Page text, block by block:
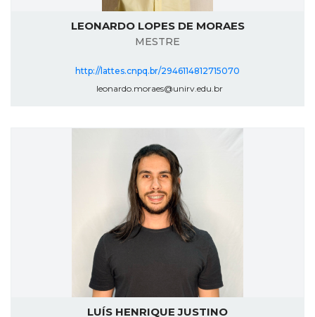
LEONARDO LOPES DE MORAES
MESTRE
http://lattes.cnpq.br/2946114812715070
leonardo.moraes@unirv.edu.br
LUÍS HENRIQUE JUSTINO